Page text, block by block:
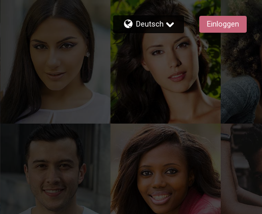
Deutsch Einloggen